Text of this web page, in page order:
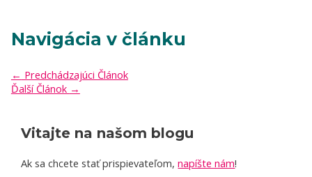
Navigácia v článku
← Predchádzajúci Článok
Ďalší Článok →
Vitajte na našom blogu
Ak sa chcete stať prispievateľom,napíšte nám!